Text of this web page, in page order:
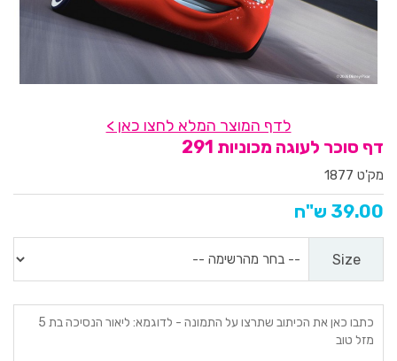
לדף המוצר המלא לחצו כאן >
דף סוכר לעוגה מכוניות 291
מק'ט 1877
39.00 ש"ח
Size